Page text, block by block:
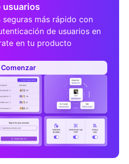
usuarios
seguras más rápido con
de usuarios en
en tu producto
Comenzar